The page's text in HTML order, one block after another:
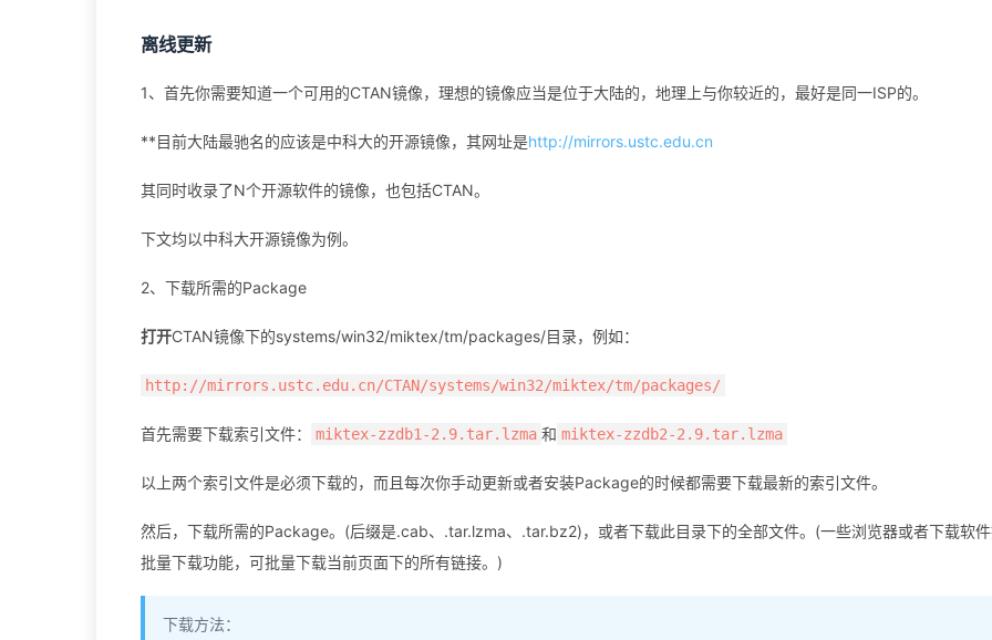
离线更新
1、首先你需要知道一个可用的CTAN镜像，理想的镜像应当是位于大陆的，地理上与你较近的，最好是同一ISP的。
**目前大陆最驰名的应该是中科大的开源镜像，其网址是http://mirrors.ustc.edu.cn
其同时收录了N个开源软件的镜像，也包括CTAN。
下文均以中科大开源镜像为例。
2、下载所需的Package
打开CTAN镜像下的systems/win32/miktex/tm/packages/目录，例如：
http://mirrors.ustc.edu.cn/CTAN/systems/win32/miktex/tm/packages/
首先需要下载索引文件： miktex-zzdb1-2.9.tar.lzma 和 miktex-zzdb2-2.9.tar.lzma
以上两个索引文件是必须下载的，而且每次你手动更新或者安装Package的时候都需要下载最新的索引文件。
然后，下载所需的Package。(后缀是.cab、.tar.lzma、.tar.bz2)，或者下载此目录下的全部文件。(一些浏览器或者下载软
批量下载功能，可批量下载当前页面下的所有链接。)
下载方法：